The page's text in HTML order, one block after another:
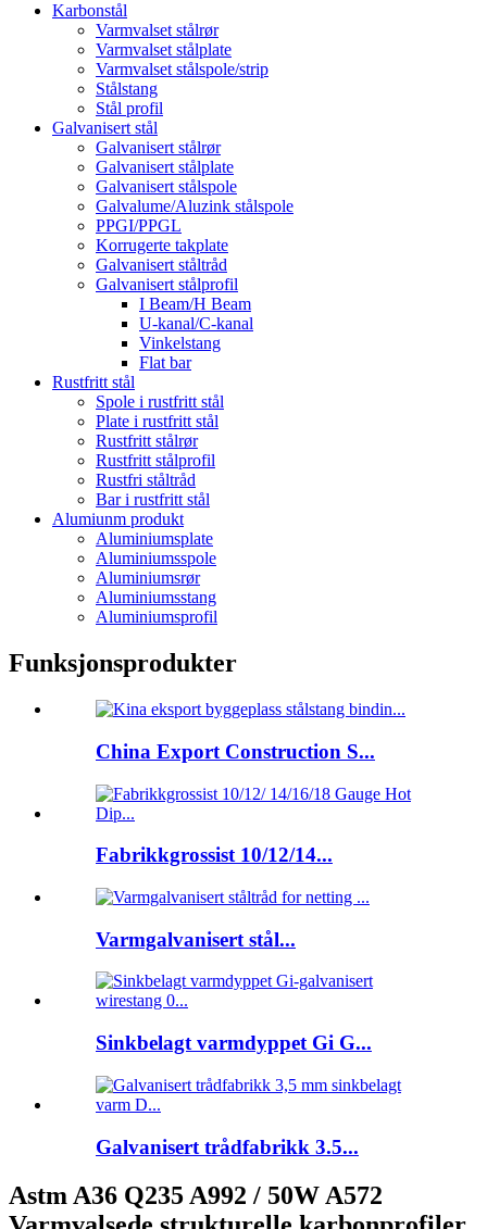
Karbonstål
Varmvalset stålrør
Varmvalset stålplate
Varmvalset stålspole/strip
Stålstang
Stål profil
Galvanisert stål
Galvanisert stålrør
Galvanisert stålplate
Galvanisert stålspole
Galvalume/Aluzink stålspole
PPGI/PPGL
Korrugerte takplate
Galvanisert ståltråd
Galvanisert stålprofil
I Beam/H Beam
U-kanal/C-kanal
Vinkelstang
Flat bar
Rustfritt stål
Spole i rustfritt stål
Plate i rustfritt stål
Rustfritt stålrør
Rustfritt stålprofil
Rustfri ståltråd
Bar i rustfritt stål
Alumiunm produkt
Aluminiumsplate
Aluminiumsspole
Aluminiumsrør
Aluminiumsstang
Aluminiumsprofil
Funksjonsprodukter
China Export Construction S...
Fabrikkgrossist 10/12/14...
Varmgalvanisert stål...
Sinkbelagt varmdyppet Gi G...
Galvanisert trådfabrikk 3.5...
Astm A36 Q235 A992 / 50W A572